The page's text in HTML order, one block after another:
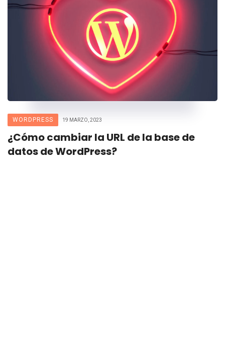
WORDPRESS 19 MARZO, 2023
¿Cómo cambiar la URL de la base de
datos de WordPress?